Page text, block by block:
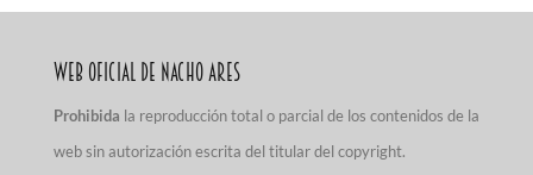
Web Oficial de Nacho Ares
Prohibida la reproducción total o parcial de los contenidos de la
web sin autorización escrita del titular del copyright.